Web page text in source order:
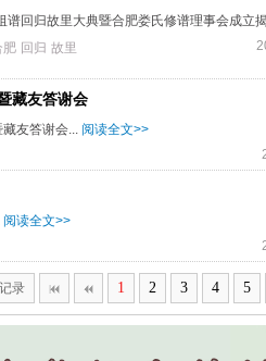
谱回归故里大典暨合肥娄氏修谱理事会成立
肥 回归 故里
藏友答谢会
友答谢会... 阅读全文>>
阅读全文>>
录 1 2 3 4 5